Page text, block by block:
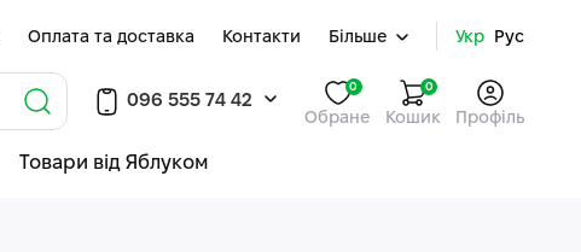
Оплата та доставка Контакти Більше Укр Рус
096 555 74 42
Обране
0 0
Кошик Профіль
Товари від Яблуком